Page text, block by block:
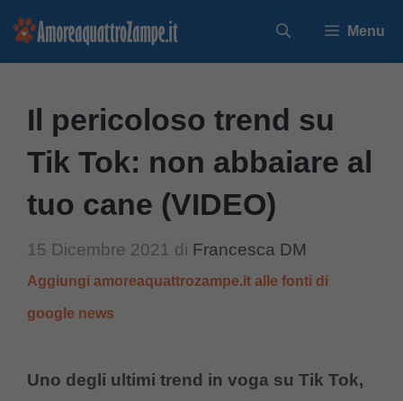
Vai
Menu
Il pericoloso trend su
Tik Tok: non abbaiare al
tuo cane (VIDEO)
15 Dicembre 2021 di Francesca DM
Aggiungi amoreaquattrozampe.it alle fonti di
google news
Uno degli ultimi trend in voga su Tik Tok,